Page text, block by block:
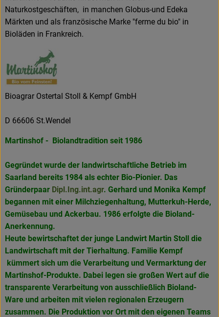
Naturkostgeschäften, in manchen Globus-und Edeka
Märkten und als französische Marke "ferme du bio" in
Bioläden in Frankreich.
Bioagrar Ostertal Stoll & Kempf GmbH
D 66606 St.Wendel
Martinshof - Biolandtradition seit 1986
Gegründet wurde der landwirtschaftliche Betrieb im
Saarland bereits 1984 als echter Bio-Pionier. Das
Gründerpaar Dipl.Ing.int.agr. Gerhard und Monika Kempf
begannen mit einer Milchziegenhaltung, Mutterkuh-Herde,
Gemüsebau und Ackerbau. 1986 erfolgte die Bioland-
Anerkennung.
Heute bewirtschaftet der junge Landwirt Martin Stoll die
Landwirtschaft mit der Tierhaltung. Familie Kempf
kümmert sich um die Verarbeitung und Vermarktung der
Martinshof-Produkte. Dabei legen sie großen Wert auf die
transparente Verarbeitung von ausschließlich Bioland-
Ware und arbeiten mit vielen regionalen Erzeugern
zusammen. Die Produktion vor Ort mit den eigenen Teams